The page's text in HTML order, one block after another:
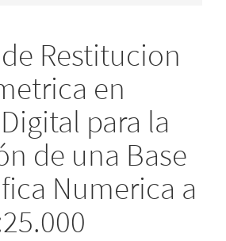
Restitucion
en
para la
de una Base
Numerica a